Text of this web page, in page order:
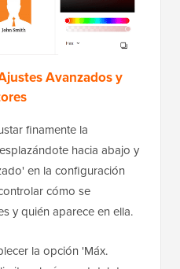
Avanzados y
finamente la
hacia abajo y
en la configuración
cómo se
y quién aparece en ella.
la opción 'Máx.